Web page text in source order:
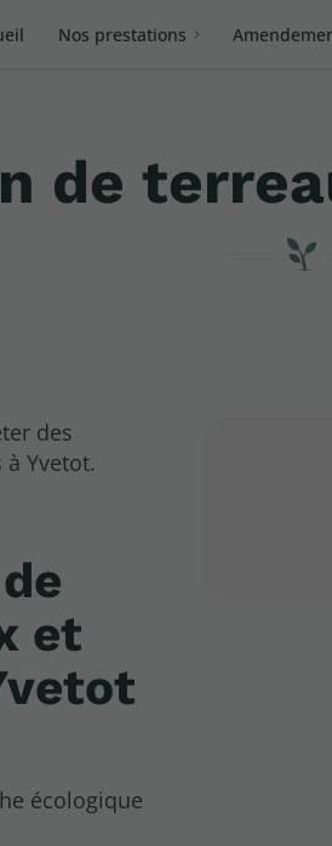
Nos prestations
de
des
Yvetot.
et
écologique